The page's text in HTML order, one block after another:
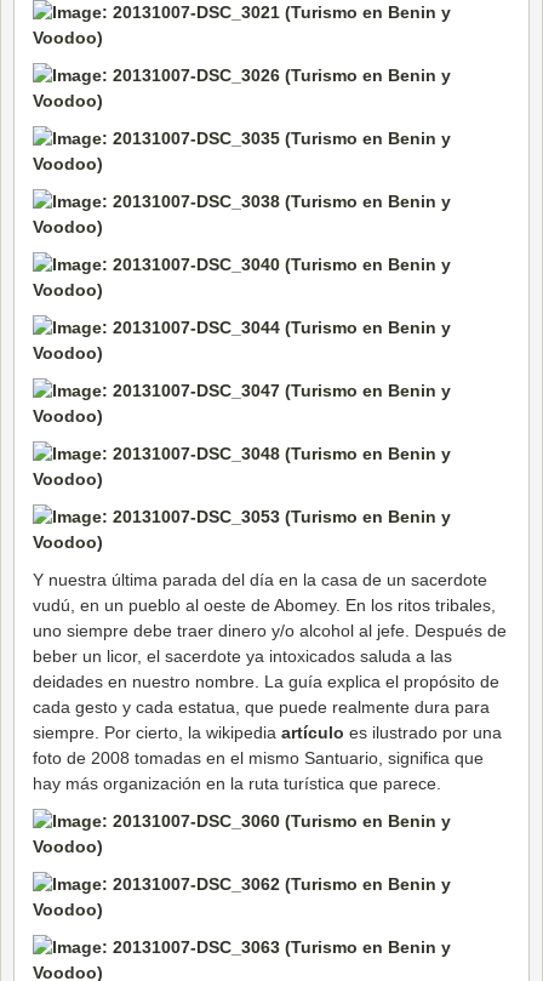
Y nuestra última parada del día en la casa de un sacerdote
vudú, en un pueblo al oeste de Abomey. En los ritos tribales,
uno siempre debe traer dinero y/o alcohol al jefe. Después de
beber un licor, el sacerdote ya intoxicados saluda a las
deidades en nuestro nombre. La guía explica el propósito de
cada gesto y cada estatua, que puede realmente dura para
siempre. Por cierto, la wikipedia artículo es ilustrado por una
foto de 2008 tomadas en el mismo Santuario, significa que
hay más organización en la ruta turística que parece.